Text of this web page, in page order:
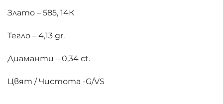
Злато – 585, 14К
Тегло – 4,13 gr.
Диаманти – 0,34 ct.
Цвят / Чистота -G/VS